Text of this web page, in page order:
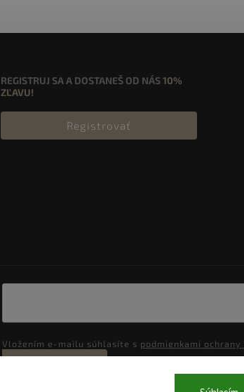
REGISTRUJ SA A DOSTANEŠ OD NÁS10%
ZĽAVU!
Registrovať
Vložením e-mailu súhlasíte s podmienkami